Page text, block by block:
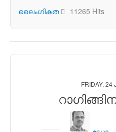
ലൈംഗികത 11265 Hits
FRIDAY, 24